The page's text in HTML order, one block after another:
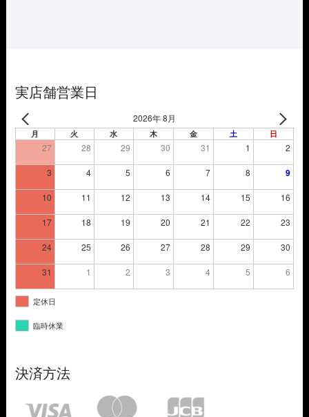
実店舗営業日
2026年 8月
月 火 水 木 金 土 日
27 28 29 30 31 1 2
3 4 5 6 7 8 9
10 11 12 13 14 15 16
17 18 19 20 21 22 23
24 25 26 27 28 29 30
31 1 2 3 4 5 6
定休日
臨時休業
決済方法